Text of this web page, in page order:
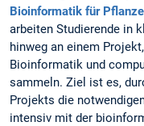
Bioinformatik für
arbeiten Studierende in
hinweg an einem
Bioinformatik und
sammeln. Ziel ist es,
Projekts die
intensiv mit der